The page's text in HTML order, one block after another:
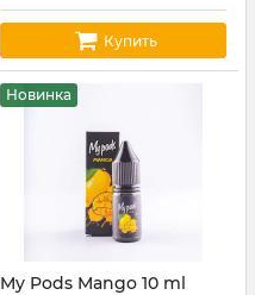
Купить
Новинка
My Pods Mango 10 ml